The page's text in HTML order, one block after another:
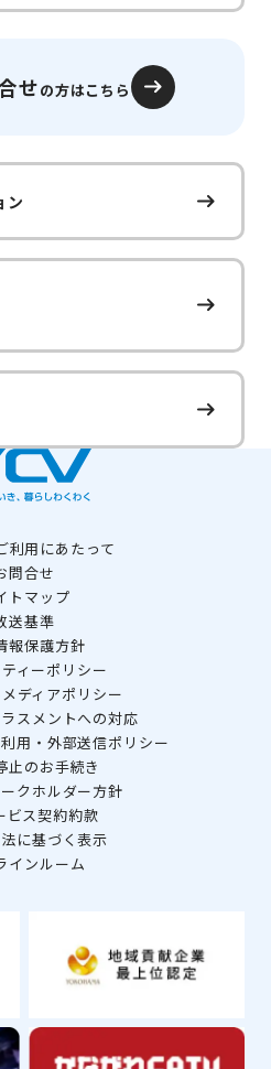
せの方はこちら
ン
利用にあたって
問合せ
トマップ
送基準
報保護方針
ィーポリシー
ディアポリシー
スメントへの対応
用・外部送信ポリシー
止のお手続き
クホルダー方針
ビス契約約款
に基づく表示
インルーム